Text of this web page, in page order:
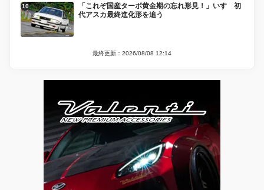
「これぞ国産ターボ黄金期の忘れ形見！」いすゞ初
代アスカ最終進化形を追う
最終更新：2026/08/08 12:14